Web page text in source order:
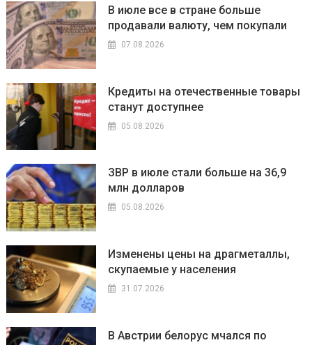
В июле все в стране больше
продавали валюту, чем покупали
07.08.2026
Кредиты на отечественные товары
станут доступнее
05.08.2026
ЗВР в июле стали больше на 36,9
млн долларов
05.08.2026
Изменены цены на драгметаллы,
скупаемые у населения
31.07.2026
В Австрии белорус мчался по